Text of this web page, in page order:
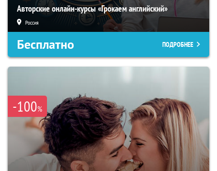
Авторские онлайн-курсы «Грокаем английский»
Россия
Бесплатно ПОДРОБНЕЕ
-100%